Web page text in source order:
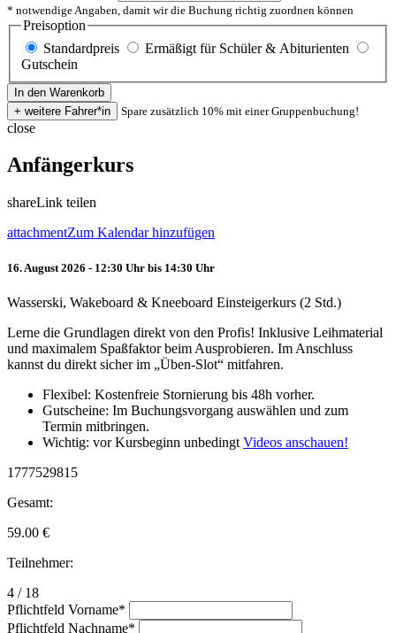
* notwendige Angaben, damit wir die Buchung richtig zuordnen können
Preisoption
Standardpreis
Ermäßigt für Schüler & Abiturienten
Gutschein
Spare zusätzlich 10% mit einer Gruppenbuchung!
close
Anfängerkurs
shareLink teilen
attachmentZum Kalendar hinzufügen
16. August 2026 - 12:30 Uhr bis 14:30 Uhr
Wasserski, Wakeboard & Kneeboard Einsteigerkurs (2 Std.)
Lerne die Grundlagen direkt von den Profis! Inklusive Leihmaterial
und maximalem Spaßfaktor beim Ausprobieren. Im Anschluss
kannst du direkt sicher im „Üben-Slot“ mitfahren.
Flexibel: Kostenfreie Stornierung bis 48h vorher.
Gutscheine: Im Buchungsvorgang auswählen und zum
Termin mitbringen.
Wichtig: vor Kursbeginn unbedingt Videos anschauen!
1777529815
Gesamt:
59.00 €
Teilnehmer:
4 / 18
Pflichtfeld Vorname*
Pflichtfeld Nachname*